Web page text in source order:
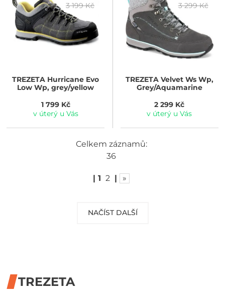
3 199 Kč
TREZETA Hurricane Evo
Low Wp, grey/yellow
1 799 Kč
v úterý u Vás
3 299 Kč
TREZETAVelvet Ws Wp,
Grey/Aquamarine
2 299 Kč
v úterý u Vás
NAČÍST DALŠÍ
Celkem záznamů:
36
| 1 2 | »
TREZETA